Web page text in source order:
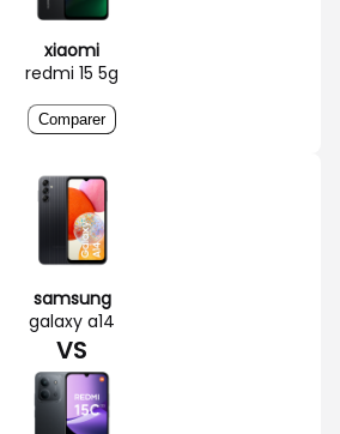
xiaomi
redmi 15 5g
Comparer
samsung
galaxy a14
VS